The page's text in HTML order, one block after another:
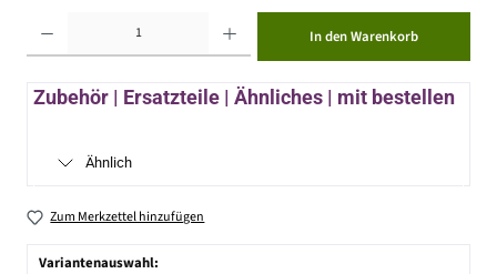
In den Warenkorb
Zubehör | Ersatzteile | Ähnliches | mit bestellen
Ähnlich
Zum Merkzettel hinzufügen
Variantenauswahl: